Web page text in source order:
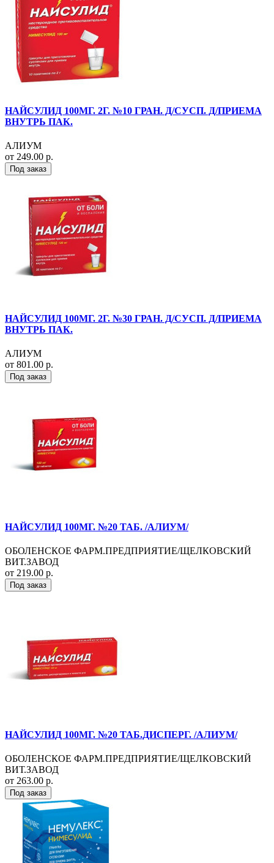
НАЙСУЛИД 100МГ. 2Г. №10 ГРАН. Д/СУСП. Д/ПРИЕМА
ВНУТРЬ ПАК.
АЛИУМ
от 249.00 р.
Под заказ
НАЙСУЛИД 100МГ. 2Г. №30 ГРАН. Д/СУСП. Д/ПРИЕМА
ВНУТРЬ ПАК.
АЛИУМ
от 801.00 р.
Под заказ
НАЙСУЛИД 100МГ. №20 ТАБ. /АЛИУМ/
ОБОЛЕНСКОЕ ФАРМ.ПРЕДПРИЯТИЕ/ЩЕЛКОВСКИЙ
ВИТ.ЗАВОД
от 219.00 р.
Под заказ
НАЙСУЛИД 100МГ. №20 ТАБ.ДИСПЕРГ. /АЛИУМ/
ОБОЛЕНСКОЕ ФАРМ.ПРЕДПРИЯТИЕ/ЩЕЛКОВСКИЙ
ВИТ.ЗАВОД
от 263.00 р.
Под заказ